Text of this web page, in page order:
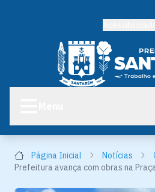
Página Inicial Notícias
Prefeitura avança com obras na